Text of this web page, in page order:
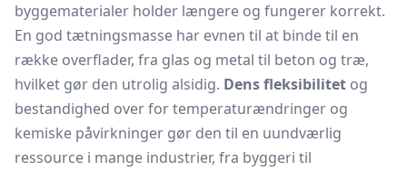
byggematerialer holder længere og fungerer korrekt.
En god tætningsmasse har evnen til at binde til en
række overflader, fra glas og metal til beton og træ,
hvilket gør den utrolig alsidig. Dens fleksibilitet og
bestandighed over for temperaturændringer og
kemiske påvirkninger gør den til en uundværlig
ressource i mange industrier, fra byggeri til